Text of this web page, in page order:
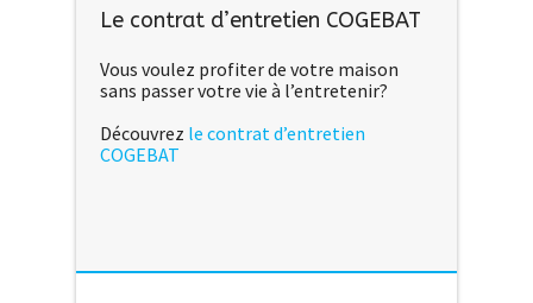
Le contrat d’entretien COGEBAT
Vous voulez profiter de votre maison
sans passer votre vie à l’entretenir?
Découvrez le contrat d’entretien
COGEBAT